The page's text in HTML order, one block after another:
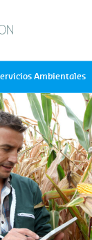
Ambientales